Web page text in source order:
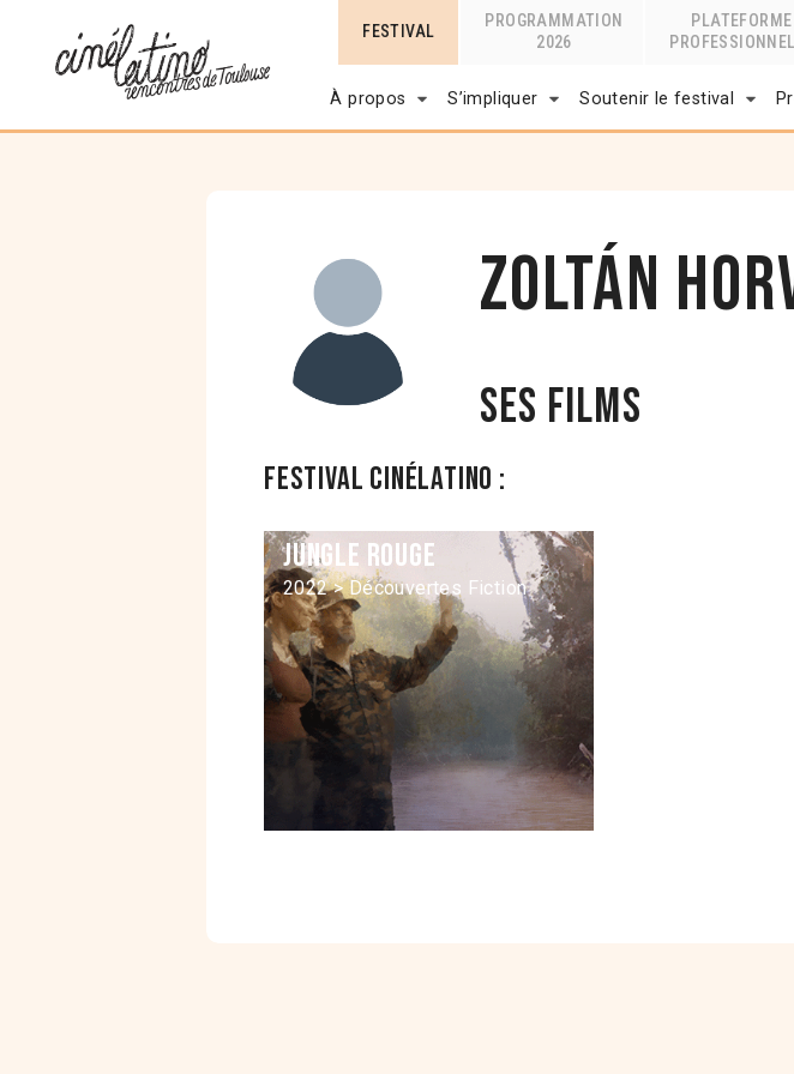
FESTIVAL
PROGRAMMATION
2026
PLATEFORME
À propos S’impliquer Soutenir le festival
Zoltán
Ses films
Festival Cinélatino :
Jungle rouge
2022 > Découvertes Fiction